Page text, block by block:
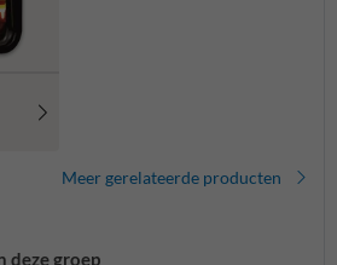
Meer gerelateerde producten
deze groep